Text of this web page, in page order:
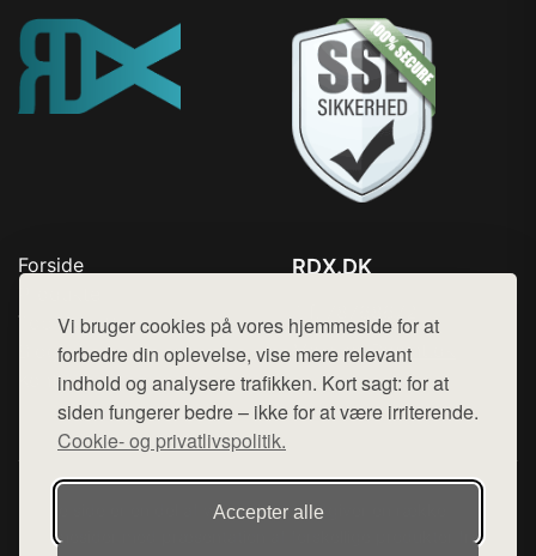
Vi bruger cookies på vores hjemmeside for at
forbedre din oplevelse, vise mere relevant
indhold og analysere trafikken. Kort sagt: for at
siden fungerer bedre – ikke for at være irriterende.
Cookie- og privatlivspolitik.
Accepter alle
Forside
Top Rabatter
Blog
Kontakt
RDX.DK
Mail: hej@want.dk
Cookie- og privatlivspolitik
Denne side er en del af want.dk, der udgiver en række
hjemmesider med præsentation af forskellige produkter fra